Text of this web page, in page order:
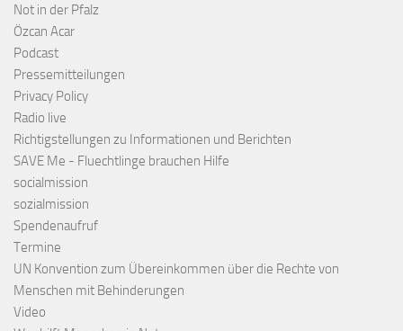
Not in der Pfalz
Özcan Acar
Podcast
Pressemitteilungen
Privacy Policy
Radio live
Richtigstellungen zu Informationen und Berichten
SAVE Me - Fluechtlinge brauchen Hilfe
socialmission
sozialmission
Spendenaufruf
Termine
UN Konvention zum Übereinkommen über die Rechte von
Menschen mit Behinderungen
Video